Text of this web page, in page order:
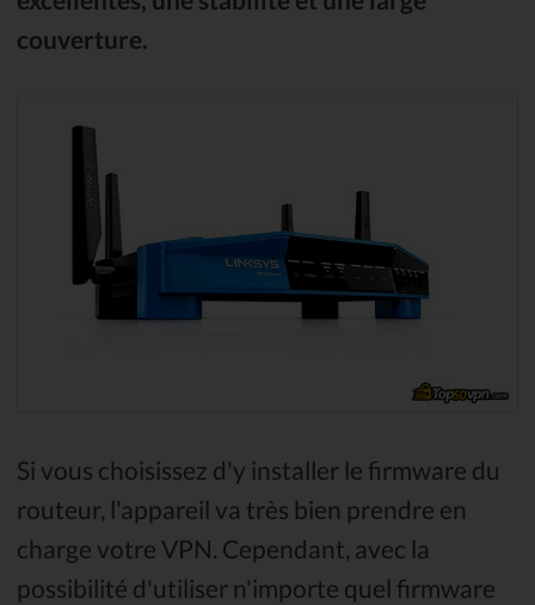
couverture.
Si vous choisissez d'y installer le firmware du
routeur, l'appareil va très bien prendre en
charge votre VPN. Cependant, avec la
possibilité d'utiliser n'importe quel firmware